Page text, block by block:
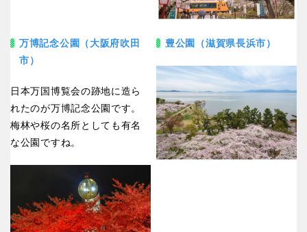
万博記念公園（大阪府吹田
市）
日本万国博覧会の跡地に造ら
れたのが万博記念公園です。
梅林や桜の名所としても有名
な公園ですね。
豊公園（滋賀県長浜市）